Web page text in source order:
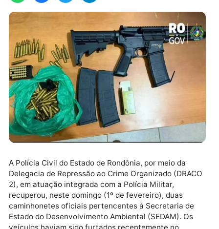
A Polícia Civil do Estado de Rondônia, por meio da
Delegacia de Repressão ao Crime Organizado